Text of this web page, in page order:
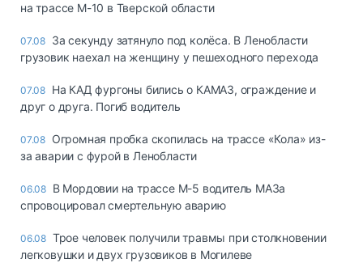
на трассе М-10 в Тверской области
07.08 За секунду затянуло под колёса. В Ленобласти
грузовик наехал на женщину у пешеходного перехода
07.08 На КАД фургоны бились о КАМАЗ, ограждение и
друг о друга. Погиб водитель
07.08 Огромная пробка скопилась на трассе «Кола» из-
за аварии с фурой в Ленобласти
06.08 В Мордовии на трассе М-5 водитель МАЗа
спровоцировал смертельную аварию
06.08 Трое человек получили травмы при столкновении
легковушки и двух грузовиков в Могилеве